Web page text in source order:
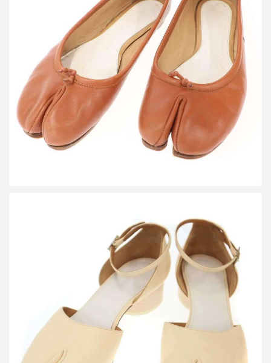
メゾン マルタン マルジェラ 22 Tabi ballet タビ フラット バレエ
パンプス
買取金額24,000円
詳しく見る
メゾン マルジェラ TABI 足袋アンクルストラップバレリーナパン
プス
買取金額16,800円
詳しく見る